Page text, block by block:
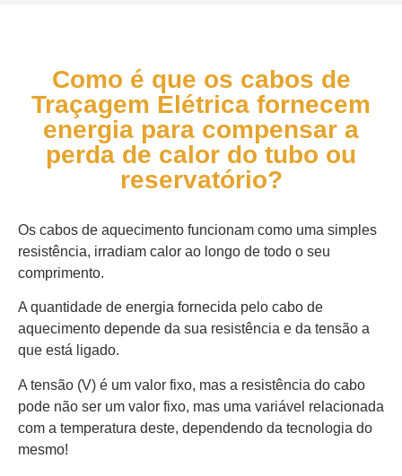
Como é que os cabos de
Traçagem Elétrica fornecem
energia para compensar a
perda de calor do tubo ou
reservatório?
Os cabos de aquecimento funcionam como uma simples
resistência, irradiam calor ao longo de todo o seu
comprimento.
A quantidade de energia fornecida pelo cabo de
aquecimento depende da sua resistência e da tensão a
que está ligado.
A tensão (V) é um valor fixo, mas a resistência do cabo
pode não ser um valor fixo, mas uma variável relacionada
com a temperatura deste, dependendo da tecnologia do
mesmo!